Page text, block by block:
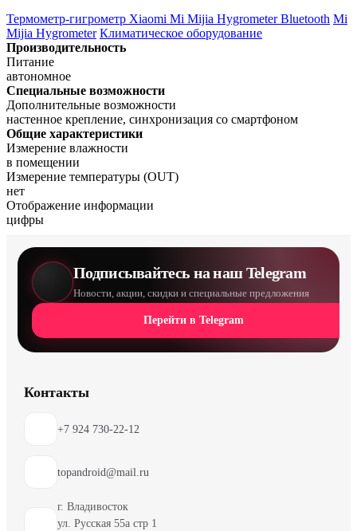
Термометр-гигрометр Xiaomi Mi Mijia Hygrometer Bluetooth Mi
Mijia Hygrometer Климатическое оборудование
Производительность
Питание
автономное
Специальные возможности
Дополнительные возможности
настенное крепление, синхронизация со смартфоном
Общие характеристики
Измерение влажности
в помещении
Измерение температуры (OUT)
нет
Отображение информации
цифры
Подписывайтесь на наш Telegram
Новости, акции, скидки и специальные предложения
Перейти в Telegram
Контакты
+7 924 730-22-12
topandroid@mail.ru
г. Владивосток
ул. Русская 55а стр 1